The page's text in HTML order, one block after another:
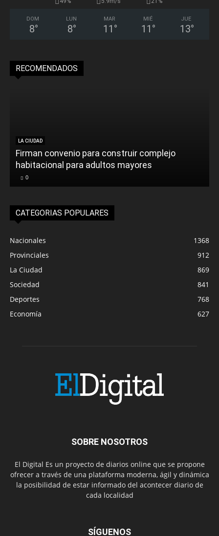
DOM
8°
LUN
8°
MAR
11 °
MIÉ
11 °
JUE
13°
RECOMENDADOS
LA CIUDAD
Firman convenio para construir complejo
habitacional para adultos mayores
0
CATEGORIAS POPULARES
Nacionales
1368
Provinciales
912
La Ciudad
869
Sociedad
841
Deportes
768
Economía
627
SOBRE NOSOTROS
El Digital Es un proyecto de diarios online que se propone
ofrecer a través de una plataforma moderna, ágil y dinámica
la posibilidad de estar informado del acontecer diario de
cada localidad
SÍGUENOS